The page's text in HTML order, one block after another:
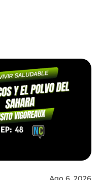
Ago 6, 2026